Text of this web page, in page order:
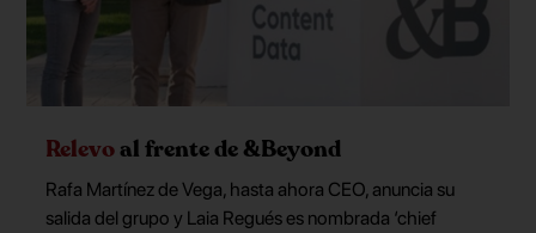
Relevoal frente de &Beyond
Rafa Martínez de Vega, hasta ahora CEO, anuncia su
salida del grupo y Laia Regués es nombrada ‘chief